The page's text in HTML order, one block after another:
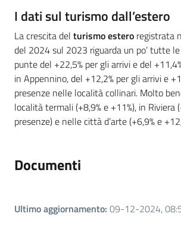
I dati sul turismo dall’estero
La crescita del turismo estero registrata
del 2024 sul 2023 riguarda un po’ tutte
punte del +22,5% per gli arrivi e del
in Appennino, del +12,2% per gli arrivi e
presenze nelle località collinari. Molto
località termali (+8,9% e +11%), in Riviera
presenze) e nelle città d’arte (+6,9% e
Documenti
Ultimo aggiornamento: 09-12-2024,